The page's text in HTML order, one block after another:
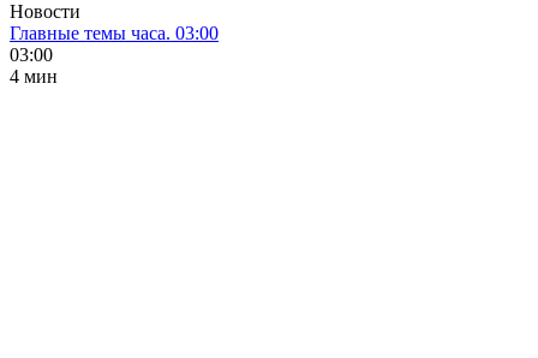
Новости
Главные темы часа. 03:00
03:00
4 мин